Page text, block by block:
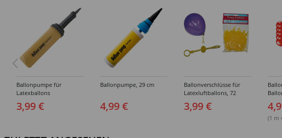
Ballonpumpe für
Latexballons
3,99 €
Ballonpumpe, 29 cm
4,99 €
Ballonverschlüsse für
Latexluftballons, 72
Stück
3,99 €
(1 m